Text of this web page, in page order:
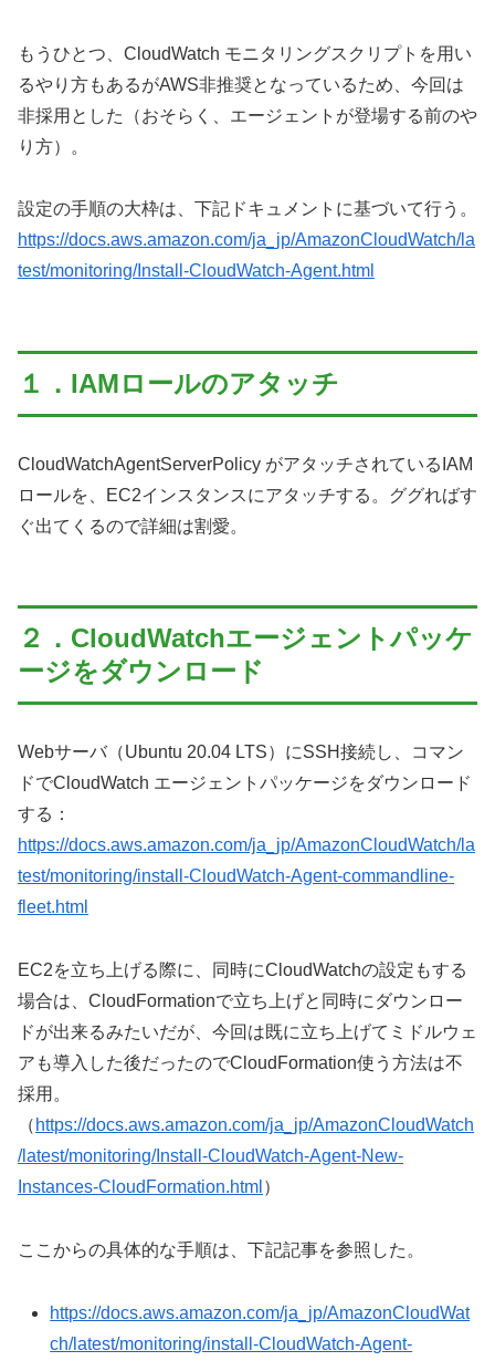
もうひとつ、CloudWatch モニタリングスクリプトを用い
るやり方もあるがAWS非推奨となっているため、今回は
非採用とした（おそらく、エージェントが登場する前のや
り方）。
設定の手順の大枠は、下記ドキュメントに基づいて行う。
https://docs.aws.amazon.com/ja_jp/AmazonCloudWatch/la
test/monitoring/Install-CloudWatch-Agent.html
１．IAMロールのアタッチ
CloudWatchAgentServerPolicy がアタッチされているIAM
ロールを、EC2インスタンスにアタッチする。ググればす
ぐ出てくるので詳細は割愛。
２．CloudWatchエージェントパッケ
ージをダウンロード
Webサーバ（Ubuntu 20.04 LTS）にSSH接続し、コマン
ドでCloudWatch エージェントパッケージをダウンロード
する：
https://docs.aws.amazon.com/ja_jp/AmazonCloudWatch/la
test/monitoring/install-CloudWatch-Agent-commandline-
fleet.html
EC2を立ち上げる際に、同時にCloudWatchの設定もする
場合は、CloudFormationで立ち上げと同時にダウンロー
ドが出来るみたいだが、今回は既に立ち上げてミドルウェ
アも導入した後だったのでCloudFormation使う方法は不
採用。
（ https://docs.aws.amazon.com/ja_jp/AmazonCloudWatch
/latest/monitoring/Install-CloudWatch-Agent-New-
Instances-CloudFormation.html ）
ここからの具体的な手順は、下記記事を参照した。
https://docs.aws.amazon.com/ja_jp/AmazonCloudWat
ch/latest/monitoring/install-CloudWatch-Agent-